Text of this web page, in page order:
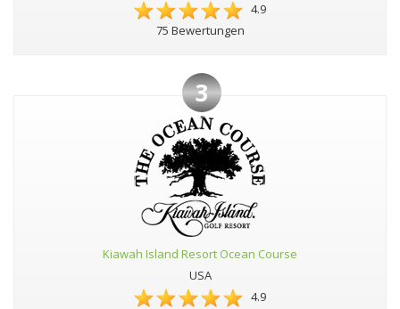
4.9
75 Bewertungen
3
Kiawah Island Resort Ocean Course
USA
4.9